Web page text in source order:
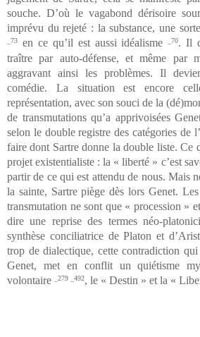
souche. D’où le vagabond dérisoire
imprévu du rejeté : la substance, une
_73 en ce qu’il est aussi idéalisme _70. Il
traître par auto-défense, et même par
aggravant ainsi les problèmes. Il
comédie. La situation est encore
représentation, avec son souci de la
de transmutations qu’a apprivoisées
selon le double registre des catégories de
faire dont Sartre donne la double liste. Ce
projet existentialiste : la « liberté » c’est
partir de ce qui est attendu de nous. Mais
la sainte, Sartre piège dès lors Genet.
transmutation ne sont que « procession »
dire une reprise des termes néo-
synthèse conciliatrice de Platon et
trop de dialectique, cette contradiction
Genet, met en conflit un quiétisme
volontaire
_279 _492, le « Destin » et la «